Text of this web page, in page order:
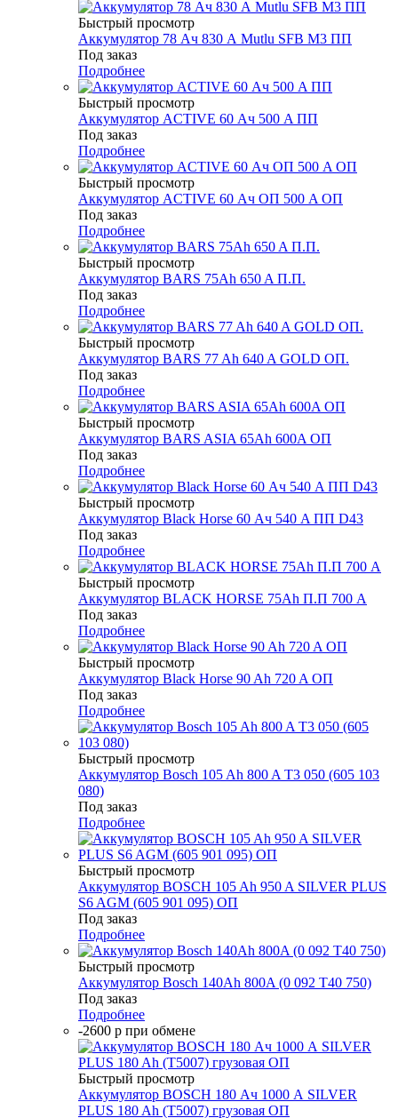
Быстрый просмотр
Аккумулятор 78 Ач 830 А Mutlu SFB M3 ПП
Под заказ
Подробнее
Быстрый просмотр
Аккумулятор ACTIVE 60 Ач 500 A ПП
Под заказ
Подробнее
Быстрый просмотр
Аккумулятор ACTIVE 60 Ач ОП 500 A ОП
Под заказ
Подробнее
Быстрый просмотр
Аккумулятор BARS 75Ah 650 A П.П.
Под заказ
Подробнее
Быстрый просмотр
Аккумулятор BARS 77 Ah 640 A GOLD ОП.
Под заказ
Подробнее
Быстрый просмотр
Аккумулятор BARS ASIA 65Ah 600A ОП
Под заказ
Подробнее
Быстрый просмотр
Аккумулятор Black Horse 60 Ач 540 A ПП D43
Под заказ
Подробнее
Быстрый просмотр
Аккумулятор BLACK HORSE 75Ah П.П 700 A
Под заказ
Подробнее
Быстрый просмотр
Аккумулятор Black Horse 90 Ah 720 A ОП
Под заказ
Подробнее
Быстрый просмотр
Аккумулятор Bosch 105 Ah 800 A T3 050 (605 103
080)
Под заказ
Подробнее
Быстрый просмотр
Аккумулятор BOSCH 105 Ah 950 A SILVER PLUS
S6 AGM (605 901 095) ОП
Под заказ
Подробнее
Быстрый просмотр
Аккумулятор Bosch 140Ah 800A (0 092 T40 750)
Под заказ
Подробнее
-2600 р при обмене
Быстрый просмотр
Аккумулятор BOSCH 180 Ач 1000 А SILVER
PLUS 180 Ah (T5007) грузовая ОП